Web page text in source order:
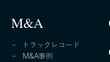
M&A
トラックレコード
M&A事例